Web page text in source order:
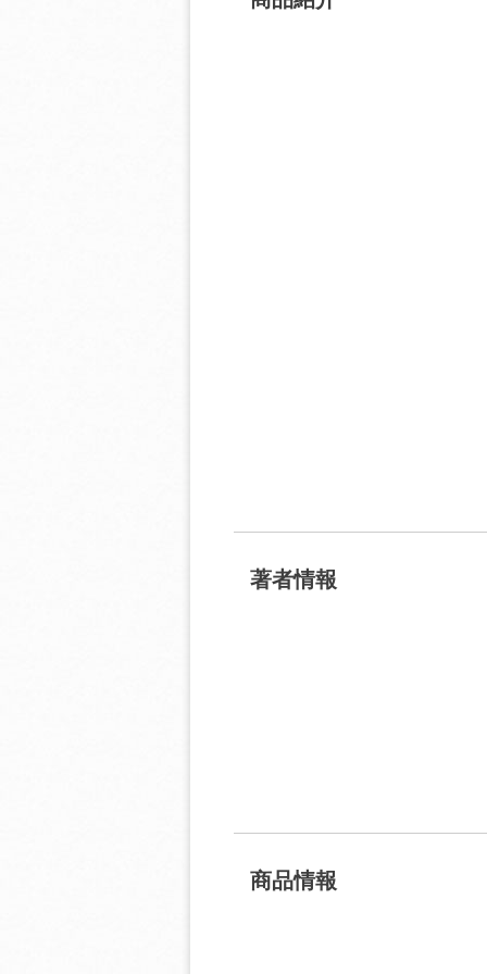
著者情報
商品情報